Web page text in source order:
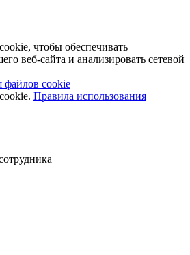
чтобы обеспечивать
веб-сайта и анализировать сетевой
файлов cookie
Правила использования